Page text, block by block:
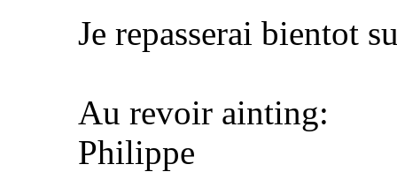
Je repasserai bientot
Au revoir ainting:
Philippe